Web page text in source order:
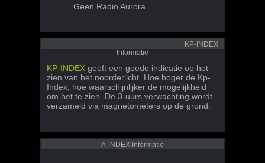
Geen Radio Aurora
KP-INDEX
Informatie
KP-INDEX geeft een goede indicatie op het
zien van het noorderlicht. Hoe hoger de Kp-
Index, hoe waarschijnlijker de mogelijkheid
om het te zien. De 3-uurs verwachting wordt
verzameld via magnetometers op de grond.
A-INDEX Informatie